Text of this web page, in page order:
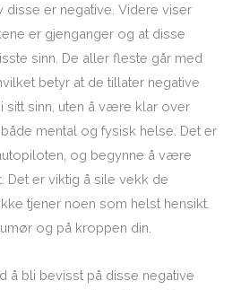
disse er negative. Videre viser
er gjenganger og at disse
sinn. De aller fleste går med
betyr at de tillater negative
sitt sinn, uten å være klar over
mental og fysisk helse. Det er
og begynne å være
Det er viktig å sile vekk de
tjener noen som helst hensikt.
og på kroppen din.
å bli bevisst på disse negative